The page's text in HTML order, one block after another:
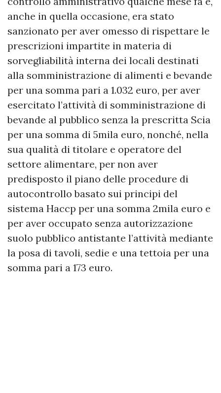
anche in quella occasione, era stato
sanzionato per aver omesso di rispettare le
prescrizioni impartite in materia di
sorvegliabilità interna dei locali destinati
alla somministrazione di alimenti e bevande
per una somma pari a 1.032 euro, per aver
esercitato l’attività di somministrazione di
bevande al pubblico senza la prescritta Scia
per una somma di 5mila euro, nonché, nella
sua qualità di titolare e operatore del
settore alimentare, per non aver
predisposto il piano delle procedure di
autocontrollo basato sui principi del
sistema Haccp per una somma 2mila euro e
per aver occupato senza autorizzazione
suolo pubblico antistante l’attività mediante
la posa di tavoli, sedie e una tettoia per una
somma pari a 173 euro.